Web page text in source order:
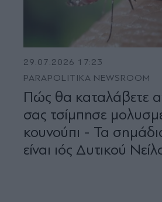
29.07.2026 17:23
PARAPOLITIKA NEWSROOM
Πώς θα καταλάβετε
σας τσίμπησε
κουνούπι - Τα
είναι ιός Δυτικού